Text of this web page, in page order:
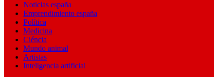
Noticias españa
Emprendimiento españa
Política
Medicina
Ciéncia
Mundo animal
Artistas
Inteligencia artificial